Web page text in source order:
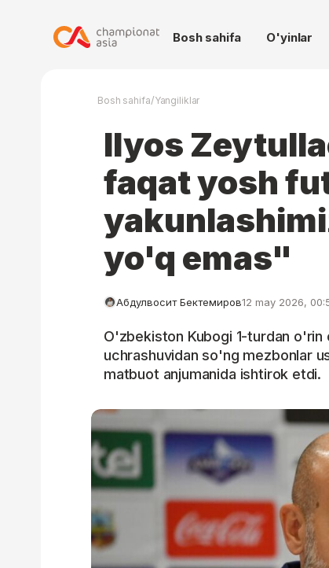
Bosh sahifa O'yinlar
Bosh sahifa/Yangiliklar
Ilyos
faqat yosh
yo'q emas"
Абдулвосит Бектемиров12 may 2026,
O'zbekiston Kubogi 1-turdan
uchrashuvidan so'ng mezbonlar
matbuot anjumanida ishtirok etdi.